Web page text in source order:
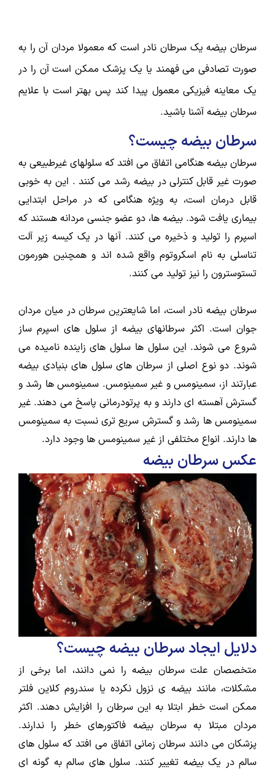
سرطان بیضه یک سرطان نادر است که معمولا مردان آن را به
صورت تصادفی می فهمند یا یک پزشک ممکن است آن را در
یک معاینه فیزیکی معمول پیدا کند پس بهتر است با علایم
سرطان بیضه آشنا باشید.
سرطان بیضه چیست؟
سرطان بیضه هنگامی اتفاق می افتد که سلولهای غیرطبیعی به
صورت غیر قابل کنترلی در بیضه رشد می کنند . این به خوبی
قابل درمان است، به ویژه هنگامی که در مراحل ابتدایی
بیماری یافت شود. بیضه ها، دو عضو جنسی مردانه هستند که
اسپرم را تولید و ذخیره می کنند. آنها در یک کیسه زیر آلت
تناسلی به نام اسکروتوم واقع شده اند و همچنین هورمون
تستوسترون را نیز تولید می کنند.
سرطان بیضه نادر است، اما شایعترین سرطان در میان مردان
جوان است. اکثر سرطانهای بیضه از سلول های اسپرم ساز
شروع می شوند. این سلول ها سلول های زاینده نامیده می
شوند. دو نوع اصلی از سرطان های سلول های بنیادی بیضه
عبارتند از، سمینومس و غیر سمینومس. سمینومس ها رشد و
گسترش آهسته ای دارند و به پرتودرمانی پاسخ می دهند. غیر
سمینومس ها رشد و گسترش سریع تری نسبت به سمینومس
ها دارند. انواع مختلفی از غیر سمینومس ها وجود دارد.
عکس سرطان بیضه
دلایل ایجاد سرطان بیضه چیست؟
متخصصان علت سرطان بیضه را نمی دانند، اما برخی از
مشکلات، مانند بیضه ی نزول نکرده یا سندروم کلاین فلتر
ممکن است خطر ابتلا به این سرطان را افزایش دهند. اکثر
مردان مبتلا به سرطان بیضه فاکتورهای خطر را ندارند.
پزشکان می دانند سرطان زمانی اتفاق می افتد که سلول های
سالم در یک بیضه تغییر کنند. سلول های سالم به گونه ای